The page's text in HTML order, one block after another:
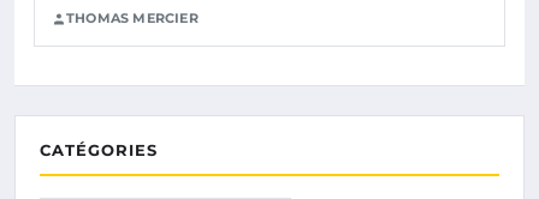
THOMAS MERCIER
CATÉGORIES